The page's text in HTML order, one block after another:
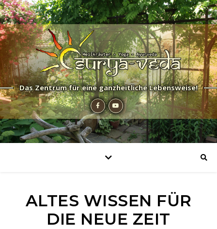
Das Zentrum für eine ganzheitliche Lebensweise!
ALTES WISSEN FÜR
DIE NEUE ZEIT